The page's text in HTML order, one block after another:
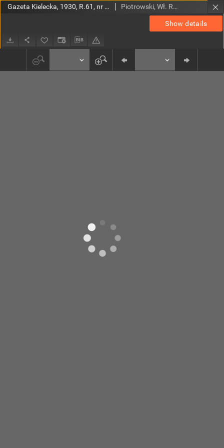
Show details
Gazeta Kielecka, 1930, R.61, nr 27 Piotrowski, Wł. Red.